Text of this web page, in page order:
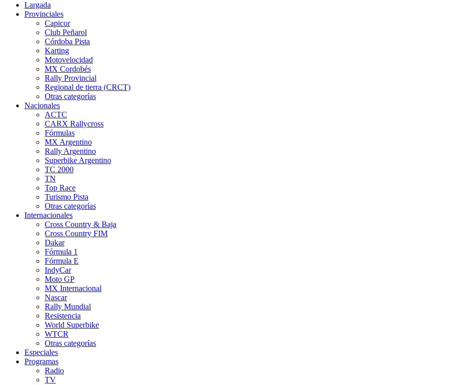
Largada
Provinciales
Capicor
Club Peñarol
Córdoba Pista
Karting
Motovelocidad
MX Cordobés
Rally Provincial
Regional de tierra (CRCT)
Otras categorías
Nacionales
ACTC
CARX Rallycross
Fórmulas
MX Argentino
Rally Argentino
Superbike Argentino
TC 2000
TN
Top Race
Turismo Pista
Otras categorías
Internacionales
Cross Country & Baja
Cross Country FIM
Dakar
Fórmula 1
Fórmula E
IndyCar
Moto GP
MX Internacional
Nascar
Rally Mundial
Resistencia
World Superbike
WTCR
Otras categorías
Especiales
Programas
Radio
TV